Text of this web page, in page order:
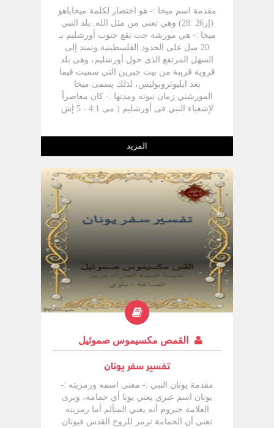
مقدمة اسم میخا :- هو اختصار لكلمة ميخاياهو
(إر26 :28) وهي تعنى من مثل الله. بلد النبي
ميخا :- هي مورشة جت تقع جنوب أورشليم بـ
20 ميل على الحدود الفلسطينية.وتمتد إلى
السهل المرتفع الذى حول أورشليم، وهى بلد
قروية قريبة من بيت جبرين التي سميت فيما
بعد ايليوثروبوليس، لذلك يسمى ميخا
المورشتي زمان نبوته ومدتها :- كان معاصراً
لإشعياء النبي فى أورشليم ( مى 4:1 - 5 إش
عام. شخصية ميخا النبي :- هناك احتمالين، لكل
منهم ما يؤيده :- 1. أنه من قضاة الشعب
يجلس عند باب المدينة وذلك يؤيده أنه وجد في
أيام إرميا النبي شيوخ المدينة يرددوا كلامه (ار
26: 17 -18 ) فلهذا اعتبر نفسه مسئول عن
حقوق الشعب في قريته عن الفقراء الذين
ظلموا بواسطة أغنياء أورشليم. 2. أنه من
عامة الشعب في قريته الذين يدينون بالولاء
لبيت داود وينكرون الذين تسللوا خلسة خارج
بيت داود إلى العرش فلهذا كان يطلب العودة
إلى نقاوة البيت الملكي مثلما كان أيام داود،
وهذا لم يتحقق إلا بميلاد ربنا يسوع فى بيت
لحم (می 14:4 ،4:5)
المزيد
القمص مكسيموس صموئيل
تفسير سفر يونان
مقدمة يونان النبي :- معنى اسمه ورمزيته :-
يونان اسم عبري يعني يونا أي حمامة، ويرى
العلامة جيروم أنه يعني المتألم أما رمزيته
تعني أن الحمامة ترمز للروح القدس فيونان